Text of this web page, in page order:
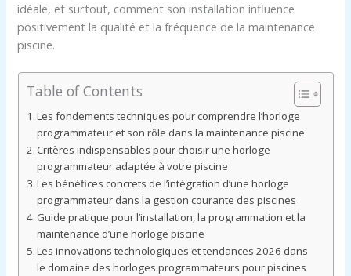
idéale, et surtout, comment son installation influence
positivement la qualité et la fréquence de la maintenance
piscine.
Table of Contents
Les fondements techniques pour comprendre l’horloge
programmateur et son rôle dans la maintenance piscine
Critères indispensables pour choisir une horloge
programmateur adaptée à votre piscine
Les bénéfices concrets de l’intégration d’une horloge
programmateur dans la gestion courante des piscines
Guide pratique pour l’installation, la programmation et la
maintenance d’une horloge piscine
Les innovations technologiques et tendances 2026 dans
le domaine des horloges programmateurs pour piscines